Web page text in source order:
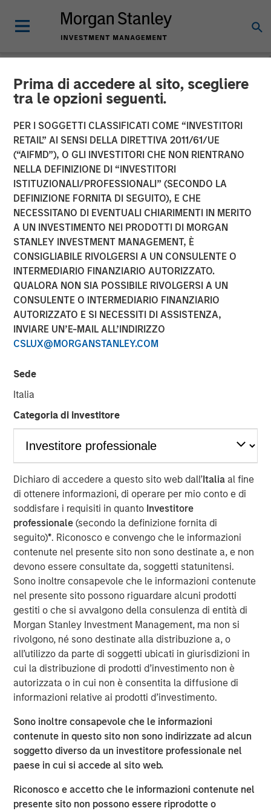
Prima di accedere al sito, scegliere
tra le opzioni seguenti.
PER I SOGGETTI CLASSIFICATI COME “INVESTITORI
RETAIL” AI SENSI DELLA DIRETTIVA 2011/61/UE
(“AIFMD”), O GLI INVESTITORI CHE NON RIENTRANO
NELLA DEFINIZIONE DI “INVESTITORI
ISTITUZIONALI/PROFESSIONALI” (SECONDO LA
DEFINIZIONE FORNITA DI SEGUITO), E CHE
NECESSITANO DI EVENTUALI CHIARIMENTI IN MERITO
A UN INVESTIMENTO NEI PRODOTTI DI MORGAN
STANLEY INVESTMENT MANAGEMENT, È
CONSIGLIABILE RIVOLGERSI A UN CONSULENTE O
INTERMEDIARIO FINANZIARIO AUTORIZZATO.
QUALORA NON SIA POSSIBILE RIVOLGERSI A UN
CONSULENTE O INTERMEDIARIO FINANZIARIO
AUTORIZZATO E SI NECESSITI DI ASSISTENZA,
INVIARE UN’E-MAIL ALL’INDIRIZZO
CSLUX@MORGANSTANLEY.COM
Sede
Italia
Categoria di investitore
Dichiaro di accedere a questo sito web dall’Italia al fine
di ottenere informazioni, di operare per mio conto e di
soddisfare i requisiti in quanto Investitore
professionale(secondo la definizione fornita di
seguito)*. Riconosco e convengo che le informazioni
contenute nel presente sito non sono destinate a, e non
devono essere consultate da, soggetti statunitensi.
Sono inoltre consapevole che le informazioni contenute
nel presente sito possono riguardare alcuni prodotti
gestiti o che si avvalgono della consulenza di entità di
Morgan Stanley Investment Management, ma non si
rivolgono, né sono destinate alla distribuzione a, o
all’utilizzo da parte di soggetti ubicati in giurisdizioni in
cui la distribuzione di prodotti d’investimento non è
autorizzata o in cui non è consentita la diffusione di
informazioni relative ai prodotti d’investimento.
Sono inoltre consapevole che le informazioni
contenute in questo sito non sono indirizzate ad alcun
soggetto diverso da un investitore professionale nel
paese in cui si accede al sito web.
Riconosco e accetto che le informazioni contenute nel
presente sito non possono essere riprodotte o
NEWSROOM
Morgan Stanley Investment
Management Raises $500
Million for First Close of
1GT Climate Private Equity
Strategy
17 MAGGIO 2023
NEW YORK–May 17, 2023
announced today that it has held a first close for the 1GT
equity capital commitments. Investors include public and
private pension funds and an insurance company in the
Nordic region, Germany and the UK. 1GT is focused on
investments in growth-stage companies that will seek to
dioxide-equivalent (CO 2
e) emissions from the Earth’s
atmosphere from the date of investment through 2050,
the date by which the United Nations has mandated “Net
Zero” must be achieved.
Vikram Raju, MSIM’s Head of Climate Private Equity
Investing and 1GT, commented: “Reaching our halfway
goal is an important milestone. Our anchor investors have
demonstrated a strong level of climate ambition by
backing 1GT with its twin goals of investing in compelling
high-growth companies in Europe and North America
while aiming to deliver transformational climate impact
at the gigaton level. Tying the team’s incentive
compensation to both of the 1GT goals recognizes this in
equal measure. We have begun executing on our pipeline
at a very opportune phase in the growth equity market.”
business, 1GT targets investments in private companies
across the mobility, power, sustainable food and
agriculture, and circular economy themes. Under the
Sustainable Finance Disclosure Regulation, 1GT is an
Article 9 fund, which promotes environmental or social
characteristics and integrates sustainability into the